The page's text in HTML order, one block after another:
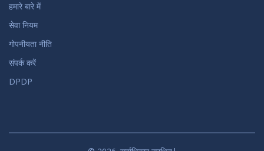
हमारे बारे में
सेवा नियम
गोपनीयता नीति
संपर्क करें
DPDP